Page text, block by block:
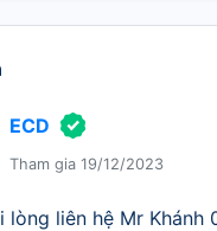
ECD
Tham gia 19/12/2023
lòng liên hệ Mr Khánh